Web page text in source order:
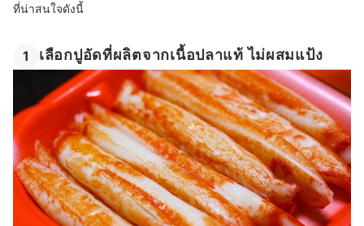
ที่น่าสนใจดังนี้
1 เลือกปูอัดที่ผลิตจากเนื้อปลาแท้ ไม่ผสมแป้ง